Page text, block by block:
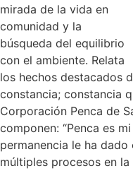
mirada de la vida en
comunidad y la
búsqueda del equilibrio
con el ambiente. Relata
los hechos destacados
constancia; constancia
Corporación Penca de
componen: “Penca es
permanencia le ha
múltiples procesos en